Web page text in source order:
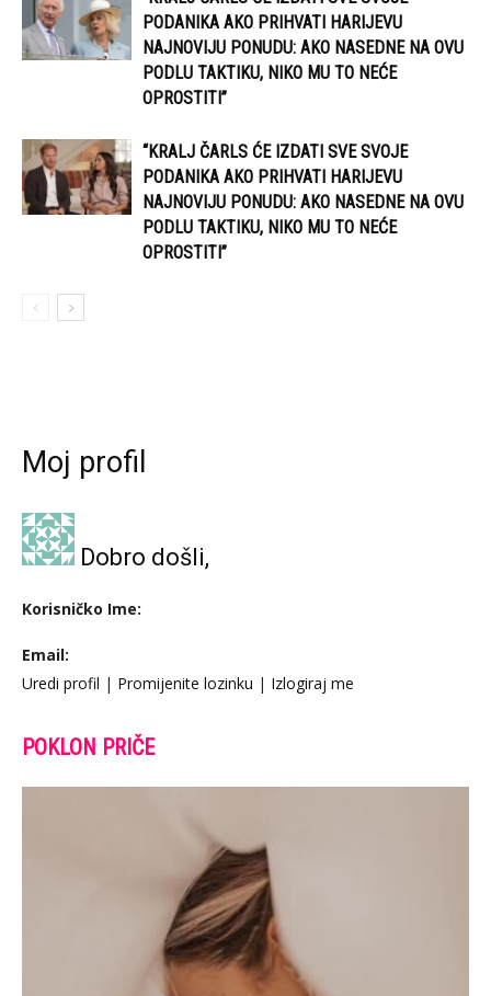
PODANIKA AKO PRIHVATI HARIJEVU
NAJNOVIJU PONUDU: AKO NASEDNE NA OVU
PODLU TAKTIKU, NIKO MU TO NEĆE
OPROSTITI”
“KRALJ ČARLS ĆE IZDATI SVE SVOJE
PODANIKA AKO PRIHVATI HARIJEVU
NAJNOVIJU PONUDU: AKO NASEDNE NA OVU
PODLU TAKTIKU, NIKO MU TO NEĆE
OPROSTITI”
Moj profil
Dobro došli,
Korisničko Ime:
Email:
Uredi profil | Promijenite lozinku | Izlogiraj me
POKLON PRIČE